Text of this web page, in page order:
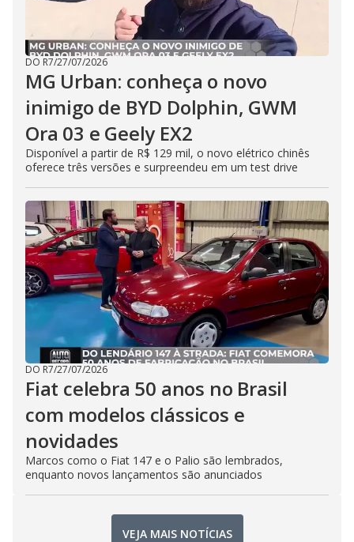
DO R7/27/07/2026
MG Urban: conheça o novo
inimigo de BYD Dolphin, GWM
Ora 03 e Geely EX2
Disponível a partir de R$ 129 mil, o novo elétrico chinês
oferece três versões e surpreendeu em um test drive
DO R7/27/07/2026
Fiat celebra 50 anos no Brasil
com modelos clássicos e
novidades
Marcos como o Fiat 147 e o Palio são lembrados,
enquanto novos lançamentos são anunciados
VEJA MAIS NOTÍCIAS